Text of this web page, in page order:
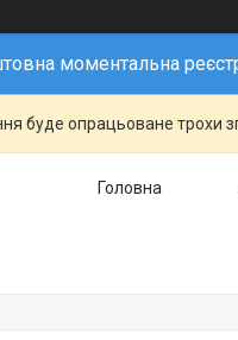
моментальна
буде опрацьоване трохи
Головна